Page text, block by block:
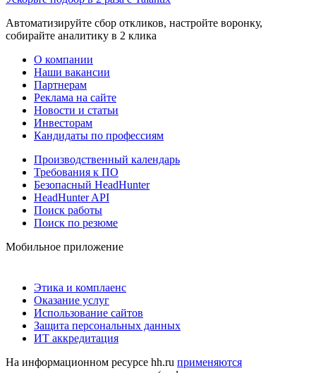
Автоматизируйте сбор откликов, настройте воронку,
собирайте аналитику в 2 клика
О компании
Наши вакансии
Партнерам
Реклама на сайте
Новости и статьи
Инвесторам
Кандидаты по профессиям
Производственный календарь
Требования к ПО
Безопасный HeadHunter
HeadHunter API
Поиск работы
Поиск по резюме
Мобильное приложение
Этика и комплаенс
Оказание услуг
Использование сайтов
Защита персональных данных
ИТ аккредитация
На информационном ресурсе hh.ru применяются